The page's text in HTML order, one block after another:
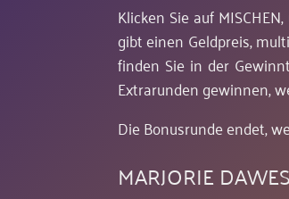
Klicken Sie auf
gibt einen Geldpreis,
finden Sie in der
Extrarunden gewinnen,
Die Bonusrunde endet,
MARJORIE